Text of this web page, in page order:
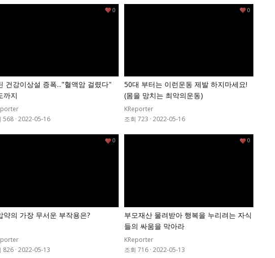
건강이상설 증폭..."혈액암 걸렸다"
까지
568 · 2022-05-16
0
50대 부터는 이런운동 제발 하지마세요!
(몸을 망치는 최악의운동)
KReporter
조회 723 · 2022-05-16
0
약의 가장 무서운 부작용은?
826 · 2022-05-13
0
부모재산 물려받아 행복을 누리려는 자식
들의 싸움을 막아라
KReporter
조회 716 · 2022-05-13
0